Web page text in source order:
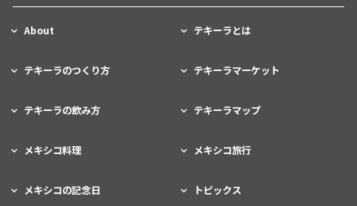
About テキーラとは
テキーラのつくり方 テキーラマーケット
テキーラの飲み方 テキーラマップ
メキシコ料理 メキシコ旅行
メキシコの記念日 トピックス